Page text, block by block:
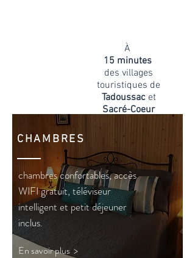
À
15 minutes
des villages
touristiques de
Tadoussacet
Sacré-Coeur
CHAMBRES
chambres confortables, accès
WIFI gratuit, téléviseur
intelligent et petit déjeuner
inclus.
En savoir plus >